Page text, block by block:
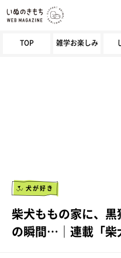
TOP 雑学お楽しみ
犬が好き
柴犬ももの家に、
の瞬間…｜連載「